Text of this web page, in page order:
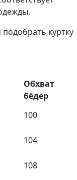
куртку
Обхват
бёдер
100
104
108